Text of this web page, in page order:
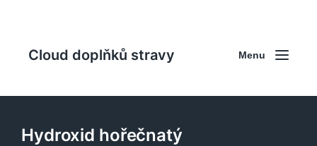
Cloud doplňků stravy Menu
Hydroxid hořečnatý